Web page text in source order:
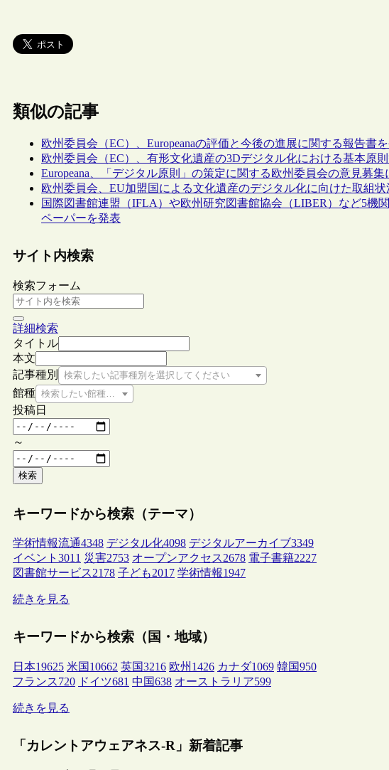
類似の記事
欧州委員会（EC）、Europeanaの評価と今後の進展に関する報告書
欧州委員会（EC）、有形文化遺産の3Dデジタル化における基本原
Europeana、「デジタル原則」の策定に関する欧州委員会の意見募集
欧州委員会、EU加盟国による文化遺産のデジタル化に向けた取組
国際図書館連盟（IFLA）や欧州研究図書館協会（LIBER）など5機
ペーパーを発表
サイト内検索
検索フォーム
詳細検索
タイトル
本文
記事種別
検索したい記事種別を選択してください
館種 検索したい館種を選択してください
投稿日
～
検索
キーワードから検索（テーマ）
学術情報流通4348 デジタル化4098 デジタルアーカイブ3349
イベント 3011 災害2753 オープンアクセス2678 電子書籍2227
図書館サービス2178 子ども2017 学術情報1947
続きを見る
キーワードから検索（国・地域）
日本19625 米国 10662 英国3216 欧州 1426 カナダ1069 韓国950
フランス720 ドイツ681 中国638 オーストラリア599
続きを見る
「カレントアウェアネス-R」新着記事